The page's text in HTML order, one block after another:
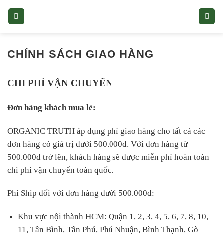
CHÍNH SÁCH GIAO HÀNG
CHI PHÍ VẬN CHUYỂN
Đơn hàng khách mua lẻ:
ORGANIC TRUTH áp dụng phí giao hàng cho tất cả các
đơn hàng có giá trị dưới 500.000đ. Với đơn hàng từ
500.000đ trở lên, khách hàng sẽ được miễn phí hoàn toàn
chi phí vận chuyển toàn quốc.
Phí Ship đối với đơn hàng dưới 500.000đ:
Khu vực nội thành HCM: Quận 1, 2, 3, 4, 5, 6, 7, 8, 10,
11, Tân Bình, Tân Phú, Phú Nhuận, Bình Thạnh, Gò